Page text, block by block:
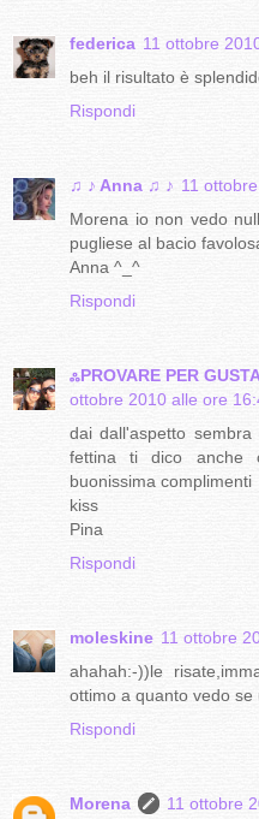
federica 11 ottobre
beh il risultato è
Rispondi
♫ ♪ Anna ♫ ♪ 11
Morena io non vedo
pugliese al bacio
Anna ^_^
Rispondi
ஃPROVARE PER
ottobre 2010 alle ore
dai dall'aspetto
fettina ti dico anche
buonissima complimenti
kiss
Pina
Rispondi
moleskine 11 ottobre
ahahah:-))le
ottimo a quanto vedo
Rispondi
Morena 11 ottobre